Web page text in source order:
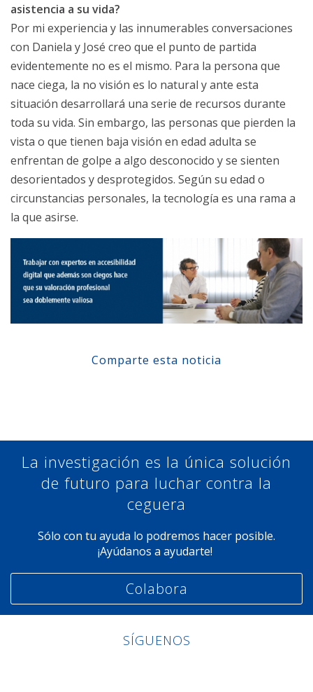
asistencia a su vida?
Por mi experiencia y las innumerables conversaciones
con Daniela y José creo que el punto de partida
evidentemente no es el mismo. Para la persona que
nace ciega, la no visión es lo natural y ante esta
situación desarrollará una serie de recursos durante
toda su vida. Sin embargo, las personas que pierden la
vista o que tienen baja visión en edad adulta se
enfrentan de golpe a algo desconocido y se sienten
desorientados y desprotegidos. Según su edad o
circunstancias personales, la tecnología es una rama a
la que asirse.
Comparte esta noticia
La investigación es la única solución
de futuro para luchar contra la
ceguera
Sólo con tu ayuda lo podremos hacer posible.
¡Ayúdanos a ayudarte!
Colabora
SÍGUENOS